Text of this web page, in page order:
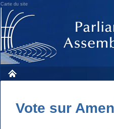
Carte du site
Vote sur